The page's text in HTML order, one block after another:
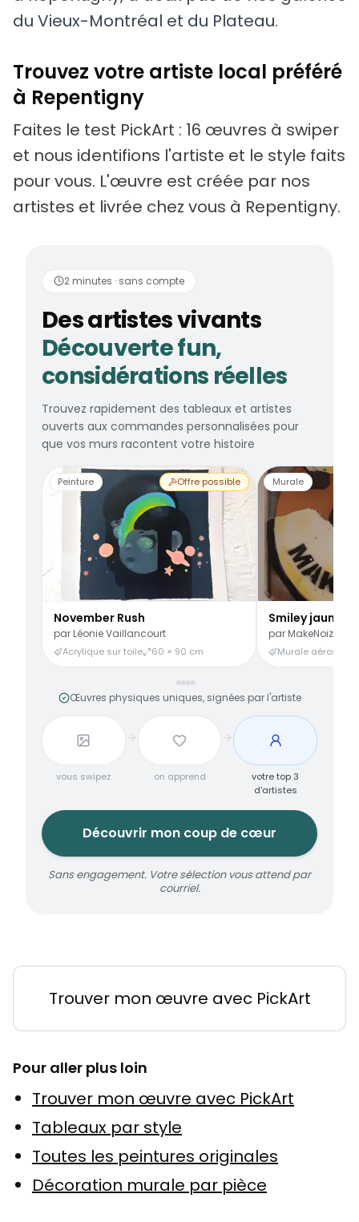
du Vieux-Montréal et du Plateau.
Trouvez votre artiste local préféré
à Repentigny
Faites le test PickArt : 16 œuvres à swiper
et nous identifions l'artiste et le style faits
pour vous. L'œuvre est créée par nos
artistes et livrée chez vous à Repentigny.
Des artistes vivants
2 minutes · sans compte
Des artistes vivants
Découverte fun,
considérations réelles
Trouvez rapidement des tableaux et artistes
ouverts aux commandes personnalisées pour
que vos murs racontent votre histoire
Peinture Offre possible
November Rush
par Léonie Vaillancourt
Acrylique sur toile 60 × 90 cm
Murale
Smiley jaune
par MakeNoize
Murale aérosol
Œuvres physiques uniques, signées par l'artiste
vous swipez on apprend
votre top 3
d'artistes
Découvrir mon coup de cœur
Sans engagement. Votre sélection vous attend par
courriel.
Trouver mon œuvre avec PickArt
Pour aller plus loin
Trouver mon œuvre avec PickArt
Tableaux par style
Toutes les peintures originales
Décoration murale par pièce